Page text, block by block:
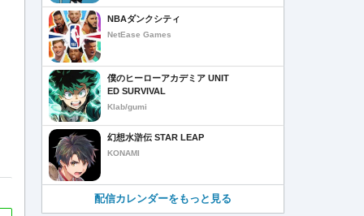
NBAダンクシティ
NetEase Games
僕のヒーローアカデミア UNIT
ED SURVIVAL
Klab/gumi
幻想水滸伝 STAR LEAP
KONAMI
配信カレンダーをもっと見る